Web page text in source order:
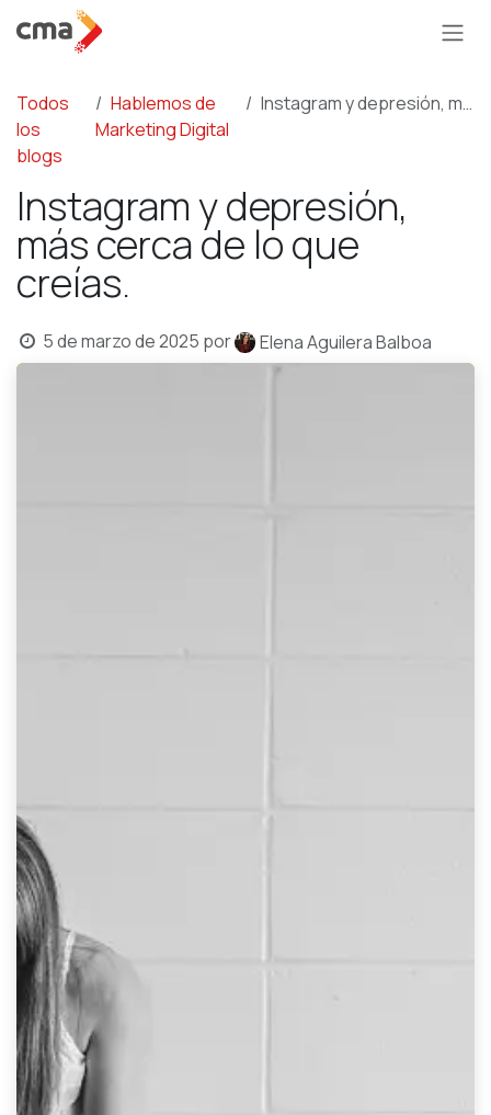
Ir al contenido
Todos
los
blogs
Hablemos de
Marketing Digital
Instagram y depresión, más cerca de lo que creías.
Instagram y depresión,
más cerca de lo que
creías.
5 de marzo de 2025 por Elena Aguilera Balboa